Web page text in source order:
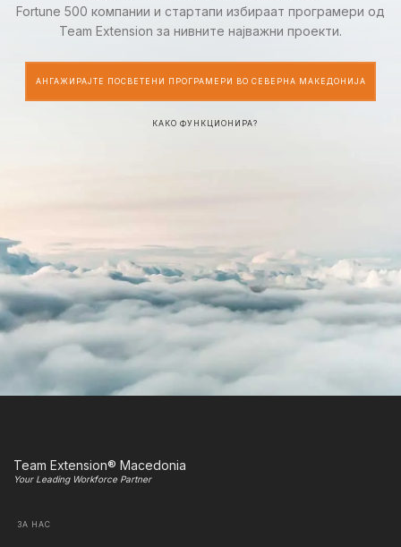
Fortune 500 компании и стартапи избираат програмери од
Team Extension за нивните најважни проекти.
АНГАЖИРАЈТЕ ПОСВЕТЕНИ ПРОГРАМЕРИ ВО СЕВЕРНА МАКЕДОНИЈА
КАКО ФУНКЦИОНИРА?
Team Extension® Macedonia
Your Leading Workforce Partner
ЗА НАС